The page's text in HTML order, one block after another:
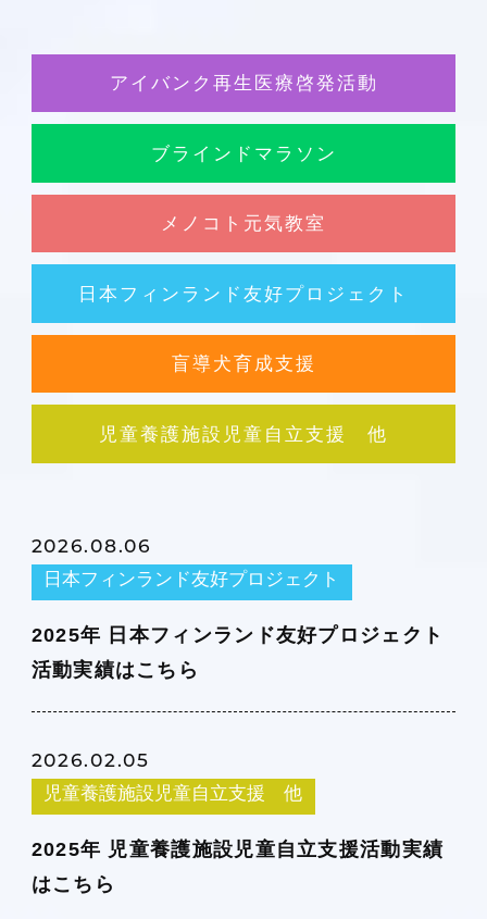
アイバンク再生医療啓発活動
ブラインドマラソン
メノコト元気教室
日本フィンランド友好プロジェクト
盲導犬育成支援
児童養護施設児童自立支援 他
2026.08.06
日本フィンランド友好プロジェクト
2025年 日本フィンランド友好プロジェクト
活動実績はこちら
2026.02.05
児童養護施設児童自立支援 他
2025年 児童養護施設児童自立支援活動実績
はこちら